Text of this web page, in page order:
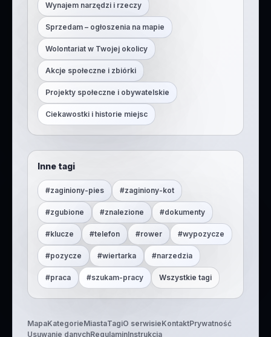
Wynajem narzędzi i rzeczy
Sprzedam – ogłoszenia na mapie
Wolontariat w Twojej okolicy
Akcje społeczne i zbiórki
Projekty społeczne i obywatelskie
Ciekawostki i historie miejsc
Inne tagi
#zaginiony-pies #zaginiony-kot
#zgubione #znalezione #dokumenty
#klucze #telefon #rower #wypozycze
#pozycze #wiertarka #narzedzia
#praca #szukam-pracy Wszystkie tagi
MapaKategorieMiastaTagiO serwisieKontaktPrywatność
Usuwanie danychRegulaminInstrukcja